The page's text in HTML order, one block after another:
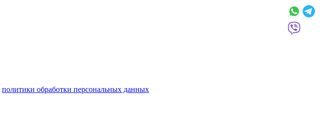
политики обработки персональных данных